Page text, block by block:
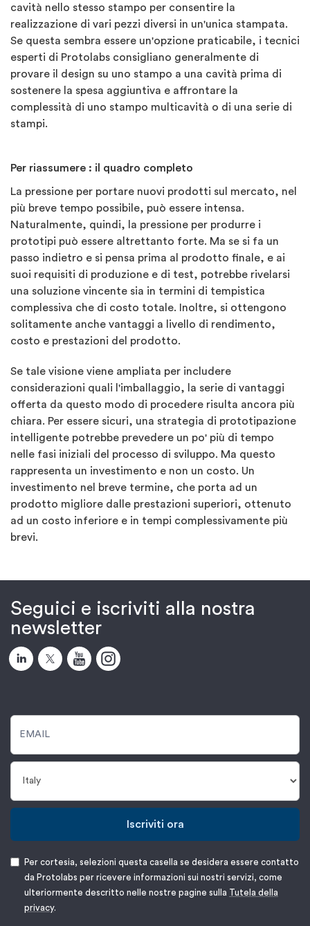
cavità nello stesso stampo per consentire la
realizzazione di vari pezzi diversi in un'unica stampata.
Se questa sembra essere un'opzione praticabile, i tecnici
esperti di Protolabs consigliano generalmente di
provare il design su uno stampo a una cavità prima di
sostenere la spesa aggiuntiva e affrontare la
complessità di uno stampo multicavità o di una serie di
stampi.
Per riassumere : il quadro completo
La pressione per portare nuovi prodotti sul mercato, nel
più breve tempo possibile, può essere intensa.
Naturalmente, quindi, la pressione per produrre i
prototipi può essere altrettanto forte. Ma se si fa un
passo indietro e si pensa prima al prodotto finale, e ai
suoi requisiti di produzione e di test, potrebbe rivelarsi
una soluzione vincente sia in termini di tempistica
complessiva che di costo totale. Inoltre, si ottengono
solitamente anche vantaggi a livello di rendimento,
costo e prestazioni del prodotto.
Se tale visione viene ampliata per includere
considerazioni quali l'imballaggio, la serie di vantaggi
offerta da questo modo di procedere risulta ancora più
chiara. Per essere sicuri, una strategia di prototipazione
intelligente potrebbe prevedere un po' più di tempo
nelle fasi iniziali del processo di sviluppo. Ma questo
rappresenta un investimento e non un costo. Un
investimento nel breve termine, che porta ad un
prodotto migliore dalle prestazioni superiori, ottenuto
ad un costo inferiore e in tempi complessivamente più
brevi.
Seguici e iscriviti alla nostra
newsletter
Iscriviti ora
Per cortesia, selezioni questa casella se desidera essere contatto
da Protolabs per ricevere informazioni sui nostri servizi, come
ulteriormente descritto nelle nostre pagine sulla Tutela della
privacy.